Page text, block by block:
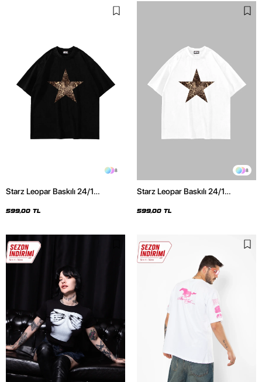
8
Starz Leopar Baskılı 24/1
599,00 TL
8
Starz Leopar Baskılı 24/1
599,00 TL